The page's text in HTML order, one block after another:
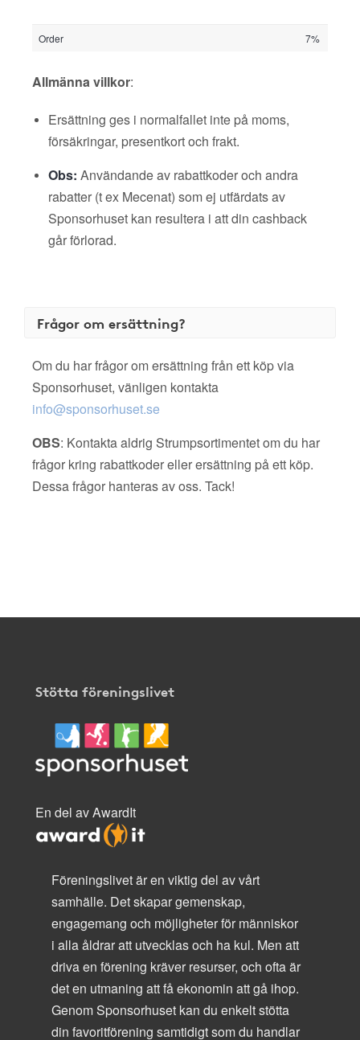
Order 7%
Allmänna villkor:
Ersättning ges i normalfallet inte på moms,
försäkringar, presentkort och frakt.
Obs: Användande av rabattkoder och andra
rabatter (t ex Mecenat) som ej utfärdats av
Sponsorhuset kan resultera i att din cashback
går förlorad.
Frågor om ersättning?
Om du har frågor om ersättning från ett köp via
Sponsorhuset, vänligen kontakta
info@sponsorhuset.se
OBS: Kontakta aldrig Strumpsortimentet om du har
frågor kring rabattkoder eller ersättning på ett köp.
Dessa frågor hanteras av oss. Tack!
Stötta föreningslivet
En del av AwardIt
Föreningslivet är en viktig del av vårt
samhälle. Det skapar gemenskap,
engagemang och möjligheter för människor
i alla åldrar att utvecklas och ha kul. Men att
driva en förening kräver resurser, och ofta är
det en utmaning att få ekonomin att gå ihop.
Genom Sponsorhuset kan du enkelt stötta
din favoritförening samtidigt som du handlar